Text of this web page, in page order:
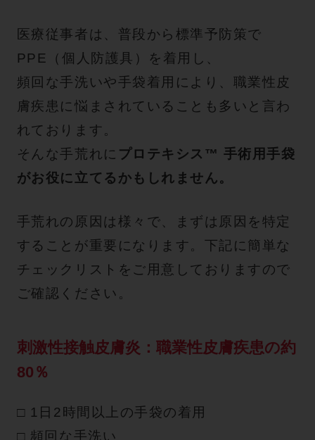
医療従事者は、普段から標準予防策で
PPE（個人防護具）を着用し、
頻回な手洗いや手袋着用により、職業性皮
膚疾患に悩まされていることも多いと言わ
れております。
そんな手荒れに プロテキシス™ 手術用手袋
がお役に立てるかもしれません。
手荒れの原因は様々で、まずは原因を特定
することが重要になります。下記に簡単な
チェックリストをご用意しておりますので
ご確認ください。
刺激性接触皮膚炎：職業性皮膚疾患の約
80％
□ 1日2時間以上の手袋の着用
□ 頻回な手洗い